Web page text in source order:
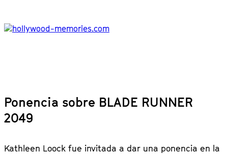
Ponencia sobre BLADE RUNNER
2049
Kathleen Loock fue invitada a dar una ponencia en la